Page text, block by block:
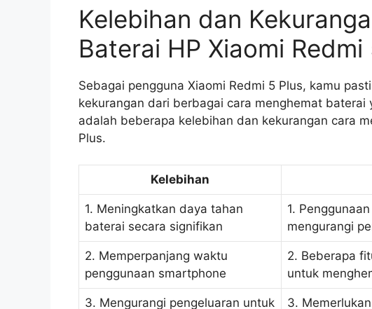
Kelebihan dan
Baterai HP Xiaomi Redmi
Sebagai pengguna Xiaomi Redmi 5 Plus, kamu
kekurangan dari berbagai cara menghemat
adalah beberapa kelebihan dan kekurangan cara
Plus.
Kelebihan
1. Meningkatkan daya tahan
baterai secara signifikan
1.
mengurangi
2. Memperpanjang waktu
penggunaan smartphone
2. Beberapa
untuk
3. Mengurangi pengeluaran untuk
3.